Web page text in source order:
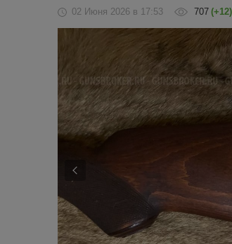
02 Июня 2026 в 17:53 707 (+12)